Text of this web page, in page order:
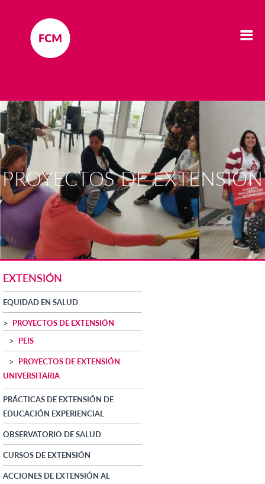
PROYECTOS DE EXTENSIÓN
EXTENSIÓN
EQUIDAD EN SALUD
PROYECTOS DE EXTENSIÓN
PEIS
PROYECTOS DE EXTENSIÓN
UNIVERSITARIA
PRÁCTICAS DE EXTENSIÓN DE
EDUCACIÓN EXPERIENCIAL
OBSERVATORIO DE SALUD
CURSOS DE EXTENSIÓN
ACCIONES DE EXTENSIÓN AL